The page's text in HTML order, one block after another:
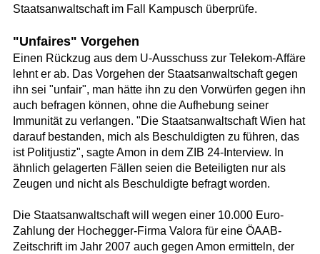
Staatsanwaltschaft im Fall Kampusch überprüfe.
"Unfaires" Vorgehen
Einen Rückzug aus dem U-Ausschuss zur Telekom-Affäre
lehnt er ab. Das Vorgehen der Staatsanwaltschaft gegen
ihn sei "unfair", man hätte ihn zu den Vorwürfen gegen ihn
auch befragen können, ohne die Aufhebung seiner
Immunität zu verlangen. "Die Staatsanwaltschaft Wien hat
darauf bestanden, mich als Beschuldigten zu führen, das
ist Politjustiz", sagte Amon in dem ZIB 24-Interview. In
ähnlich gelagerten Fällen seien die Beteiligten nur als
Zeugen und nicht als Beschuldigte befragt worden.
Die Staatsanwaltschaft will wegen einer 10.000 Euro-
Zahlung der Hochegger-Firma Valora für eine ÖAAB-
Zeitschrift im Jahr 2007 auch gegen Amon ermitteln, der